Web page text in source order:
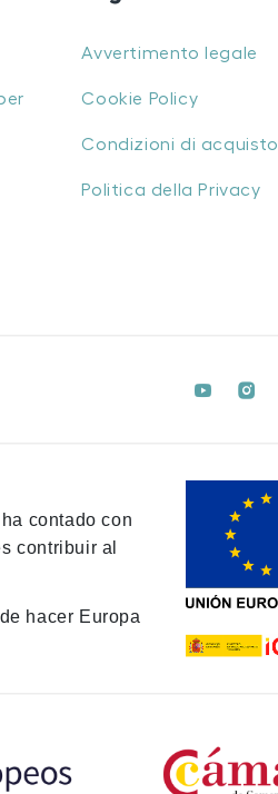
Avvertimento legale
Cookie Policy
Condizioni di acquisto
Politica della Privacy
contado con
contribuir al
hacer Europa